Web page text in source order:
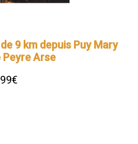
9 km depuis Puy Mary
Peyre Arse
€